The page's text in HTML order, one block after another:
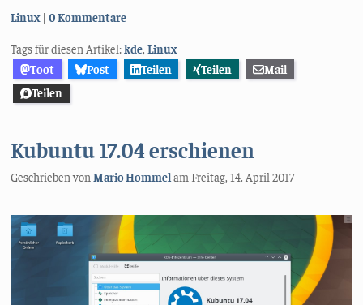
Kategorien:
Linux 0 Kommentare
Tags für diesen Artikel:kde,Linux
Toot
Post Teilen Teilen
Mail
Teilen
Kubuntu 17.04 erschienen
Geschrieben vonMario HommelamFreitag, 14. April 2017